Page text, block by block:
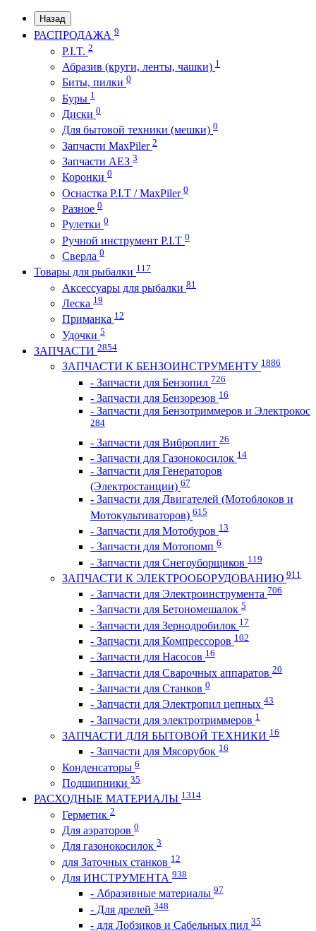
Назад
РАСПРОДАЖА 9
P.I.T. 2
Абразив (круги, ленты, чашки) 1
Биты, пилки 0
Буры 1
Диски 0
Для бытовой техники (мешки) 0
Запчасти MaxPiler 2
Запчасти АЕЗ 3
Коронки 0
Оснастка P.I.T / MaxPiler 0
Разное 0
Рулетки 0
Ручной инструмент P.I.T 0
Сверла 0
Товары для рыбалки 117
Аксессуары для рыбалки 81
Леска 19
Приманка 12
Удочки 5
ЗАПЧАСТИ 2854
ЗАПЧАСТИ К БЕНЗОИНСТРУМЕНТУ 1886
- Запчасти для Бензопил 726
- Запчасти для Бензорезов 16
- Запчасти для Бензотриммеров и Электрокос
284
- Запчасти для Виброплит 26
- Запчасти для Газонокосилок 14
- Запчасти для Генераторов
(Электростанции) 67
- Запчасти для Двигателей (Мотоблоков и
Мотокультиваторов) 615
- Запчасти для Мотобуров 13
- Запчасти для Мотопомп 6
- Запчасти для Снегоуборщиков 119
ЗАПЧАСТИ К ЭЛЕКТРООБОРУДОВАНИЮ 911
- Запчасти для Электроинструмента 706
- Запчасти для Бетономешалок 5
- Запчасти для Зернодробилок 17
- Запчасти для Компрессоров 102
- Запчасти для Насосов 16
- Запчасти для Сварочных аппаратов 20
- Запчасти для Станков 0
- Запчасти для Электропил цепных 43
- Запчасти для электротриммеров 1
ЗАПЧАСТИ ДЛЯ БЫТОВОЙ ТЕХНИКИ 16
- Запчасти для Мясорубок 16
Конденсаторы 6
Подшипники 35
РАСХОДНЫЕ МАТЕРИАЛЫ 1314
Герметик 2
Для аэраторов 0
Для газонокосилок 3
для Заточных станков 12
Для ИНСТРУМЕНТА 938
- Абразивные материалы 97
- Для дрелей 348
- для Лобзиков и Сабельных пил 35